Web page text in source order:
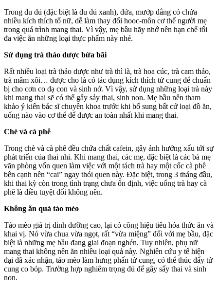
Trong đu đủ (đặc biệt là đu đủ xanh), dứa, mướp đắng có chứa
nhiều kích thích tố nữ, dễ làm thay đổi hooc-môn cơ thể người mẹ
trong quá trình mang thai. Vì vậy, mẹ bầu hãy nhớ nên hạn chế tối
đa việc ăn những loại thực phẩm này nhé.
Sử dụng trà thảo dược bừa bãi
Rất nhiều loại trà thảo dược như trà thì là, trà hoa cúc, trà cam thảo,
trà mâm xôi… được cho là có tác dụng kích thích tử cung để chuẩn
bị cho cơn co dạ con và sinh nở. Vì vậy, sử dụng những loại trà này
khi mang thai sẽ có thể gây sảy thai, sinh non. Mẹ bầu nên tham
khảo ý kiến bác sĩ chuyên khoa trước khi bổ sung bất cứ loại đồ ăn,
uống nào vào cơ thể để được an toàn nhất khi mang thai.
Chè và cà phê
Trong chè và cà phê đều chứa chất cafein, gây ảnh hưởng xấu tới sự
phát triển của thai nhi. Khi mang thai, các mẹ, đặc biệt là các bà mẹ
văn phòng vốn quen làm việc với một tách trà hay một cốc cà phê
bên cạnh nên “cai” ngay thói quen này. Đặc biệt, trong 3 tháng đầu,
khi thai kỳ còn trong tình trạng chưa ổn định, việc uống trà hay cà
phê là điều tuyệt đối không nên.
Không ăn quả táo mèo
Táo mèo giá trị dinh dưỡng cao, lại có công hiệu tiêu hóa thức ăn và
khai vị. Nó vừa chua vừa ngọt, rất “vừa miệng” đối với mẹ bầu, đặc
biệt là những mẹ bầu đang giai đoạn nghén. Tuy nhiên, phụ nữ
mang thai không nên ăn nhiều loại quả này. Nghiên cứu y tế hiện
đại đã xác nhận, táo mèo làm hưng phấn tử cung, có thể thúc đẩy tử
cung co bóp. Trường hợp nghiêm trọng đủ để gây sẩy thai và sinh
non.